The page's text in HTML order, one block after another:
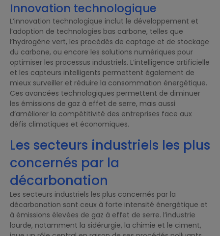
Innovation technologique
L’innovation technologique inclut le développement et
l’adoption de technologies bas carbone, telles que
l’hydrogène vert, les procédés de captage et de stockage
du carbone, ou encore les solutions numériques pour
optimiser les processus industriels. L’intelligence artificielle
et les capteurs intelligents permettent également de
mieux surveiller et réduire la consommation énergétique.
Ces avancées technologiques permettent de diminuer
les émissions de gaz à effet de serre, mais aussi
d’améliorer la compétitivité des entreprises face aux
défis climatiques et économiques.
Les secteurs industriels les plus
concernés par la
décarbonation
Les secteurs industriels les plus concernés par la
décarbonation sont ceux à forte intensité énergétique et
à émissions élevées de gaz à effet de serre. l’industrie
lourde, notamment la sidérurgie, la chimie et le ciment,